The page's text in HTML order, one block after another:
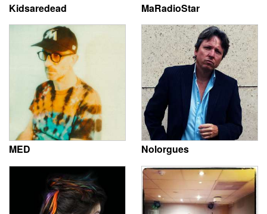
Kidsaredead MaRadioStar
MED Nolorgues